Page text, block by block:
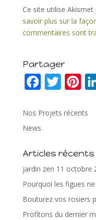
Ce site utilise
savoir plus sur la
commentaires sont
Partager
F
e
b
o
o
k
T
itt
Pi
er
st
Nos Projets récents
News
Articles récents
jardin zen 11 octobre
Pourquoi les figues
Bouturez vos rosiers
Profitons du dernier